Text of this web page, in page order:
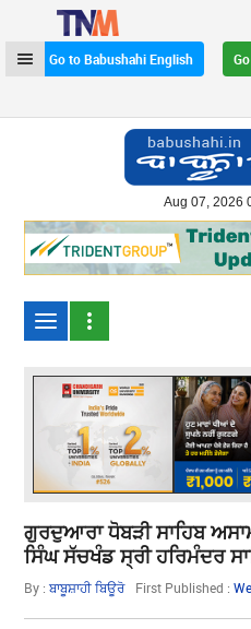
Go to Babushahi English
Aug 07, 2026
ਗੁਰਦੁਆਰਾ ਧੋਬੜੀ ਸਾਹਿਬ
ਸਿੰਘ ਸੱਚਖੰਡ ਸ੍ਰੀ ਹਰਿਮੰਦਰ
By :ਬਾਬੂਸ਼ਾਹੀ ਬਿਊਰੋ First Published :